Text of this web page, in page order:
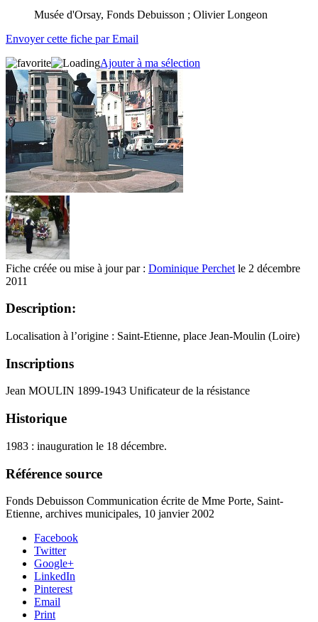
Musée d'Orsay, Fonds Debuisson ; Olivier Longeon
Envoyer cette fiche par Email
Ajouter à ma sélection
Fiche créée ou mise à jour par : Dominique Perchet le 2 décembre
2011
Description:
Localisation à l’origine : Saint-Etienne, place Jean-Moulin (Loire)
Inscriptions
Jean MOULIN 1899-1943 Unificateur de la résistance
Historique
1983 : inauguration le 18 décembre.
Référence source
Fonds Debuisson Communication écrite de Mme Porte, Saint-
Etienne, archives municipales, 10 janvier 2002
Facebook
Twitter
Google+
LinkedIn
Pinterest
Email
Print